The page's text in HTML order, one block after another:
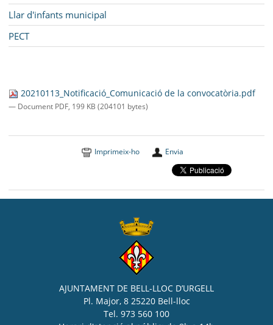
Llar d'infants municipal
PECT
20210113_Notificació_Comunicació de la convocatòria.pdf
— Document PDF, 199 KB (204101 bytes)
Imprimeix-ho Envia
AJUNTAMENT DE BELL-LLOC D’URGELL
Pl. Major, 8 25220 Bell-lloc
Tel. 973 560 100